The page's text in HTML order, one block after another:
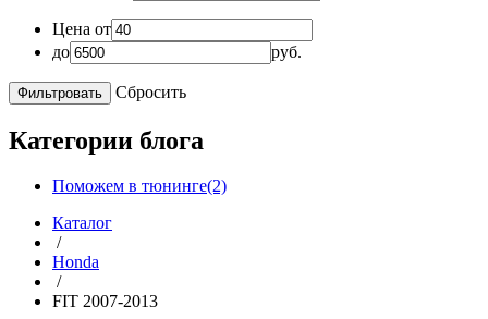
Цена от
до
руб.
Сбросить
Категории блога
Поможем в тюнинге(2)
Каталог
/
Honda
/
FIT 2007-2013